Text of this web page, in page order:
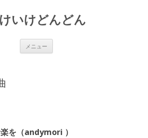
いけどんどん
メニュー
を（andymori ）